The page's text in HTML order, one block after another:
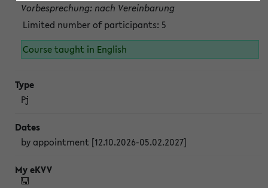
Vorbesprechung: nach Vereinbarung
Limited number of participants: 5
Course taught in English
Pj
by appointment [12.10.2026-05.02.2027]